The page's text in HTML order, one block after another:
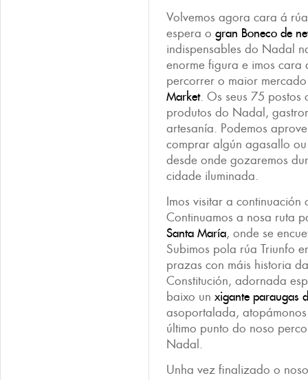
Volvemos agora cara á
espera o gran Boneco de
indispensables do Nadal
enorme figura e imos
percorrer o maior
Market. Os seus 75
produtos do Nadal,
artesanía. Podemos
comprar algún agasallo
desde onde gozaremos
cidade iluminada.
Imos visitar a
Continuamos a nosa ruta
Santa María, onde se
Subimos pola rúa Triunfo
prazas con máis historia
Constitución, adornada
baixo un xigante paraugas
asoportalada,
último punto do noso
Nadal.
Unha vez finalizado o